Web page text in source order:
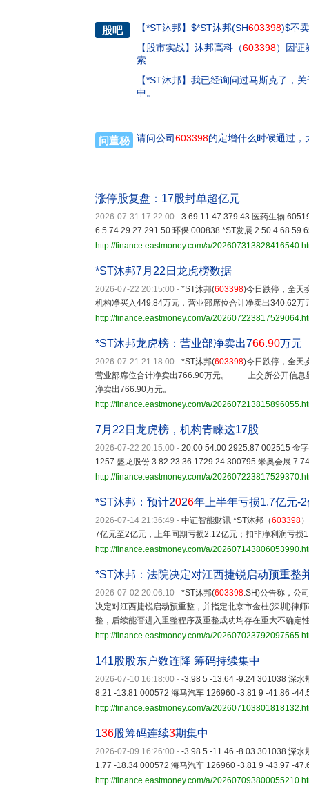
股吧 【*ST沐邦】 $*ST沐邦(SH603398)$不
【股市实战】 沐邦高科（603398）因证
索
【*ST沐邦】 我已经询问过马斯克了，
中。
问董秘 请问公司603398的定增什么时候通过
涨停股复盘：17股封单超亿元
2026-07-31 17:22:00 - 3.69 11.47 379.43 医药生物
6 5.74 29.27 291.50 环保 000838 *ST发展 2.50 4.68
http://finance.eastmoney.com/a/
*ST沐邦7月22日龙虎榜数据
2026-07-22 20:15:00 - *ST沐邦(603398)今日跌停，全天
机构净买入449.84万元，营业部席位合计净卖出340.62万
http://finance.eastmoney.com/a/
*ST沐邦龙虎榜：营业部净卖出766.90万元
2026-07-21 21:18:00 - *ST沐邦(603398)今日跌停，全天
营业部席位合计净卖出766.90万元。 上交所公开信息
净卖出766.90万元。
http://finance.eastmoney.com/a/
7月22日龙虎榜，机构青睐这17股
2026-07-22 20:15:00 - 20.00 54.00 2925.87 002515 金
1257 盛龙股份 3.82 23.36 1729.24 300795 米奥会展
http://finance.eastmoney.com/a/
*ST沐邦：预计2026年上半年亏损1.7亿元-
2026-07-14 21:36:49 - 中证智能财讯 *ST沐邦（603398
7亿元至2亿元，上年同期亏损2.12亿元；扣非净利润亏损
http://finance.eastmoney.com/a/
*ST沐邦：法院决定对江西捷锐启动预重整
2026-07-02 20:06:10 - *ST沐邦(603398.SH)公告称，公
决定对江西捷锐启动预重整，并指定北京市金杜(深圳)律
整，后续能否进入重整程序及重整成功均存在重大不确定
http://finance.eastmoney.com/a/
141股股东户数连降 筹码持续集中
2026-07-10 16:18:00 - -3.98 5 -13.64 -9.24 301038 深
8.21 -13.81 000572 海马汽车 126960 -3.81 9 -41.86 -
http://finance.eastmoney.com/a/
136股筹码连续3期集中
2026-07-09 16:26:00 - -3.98 5 -11.46 -8.03 301038 深
1.77 -18.34 000572 海马汽车 126960 -3.81 9 -43.97 -
http://finance.eastmoney.com/a/